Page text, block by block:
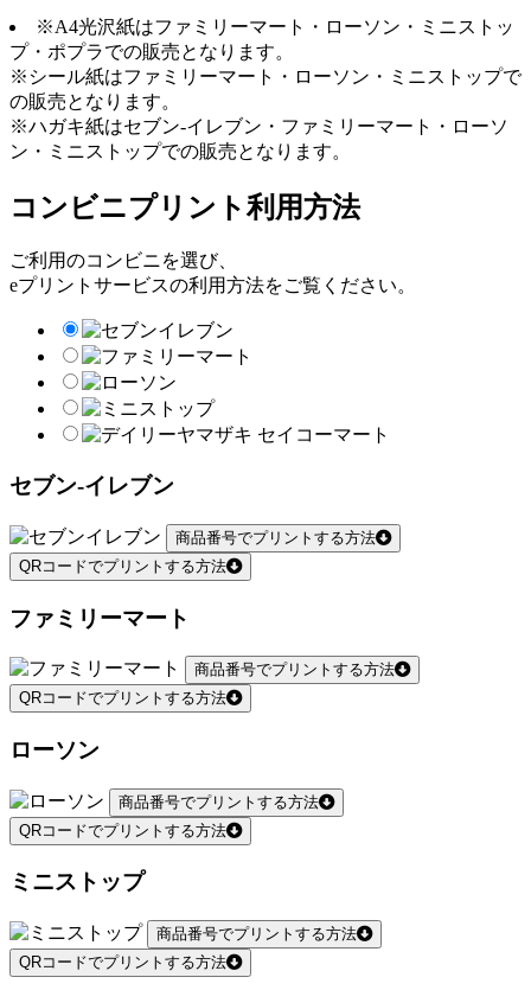
※A4光沢紙はファミリーマート・ローソン・ミニストッ
プ・ポプラでの販売となります。
※シール紙はファミリーマート・ローソン・ミニストップで
の販売となります。
※ハガキ紙はセブン-イレブン・ファミリーマート・ローソ
ン・ミニストップでの販売となります。
コンビニプリント利用方法
ご利用のコンビニを選び、
eプリントサービスの利用方法をご覧ください。
セブン-イレブン
商品番号でプリントする方法
QRコードでプリントする方法
ファミリーマート
商品番号でプリントする方法
QRコードでプリントする方法
ローソン
商品番号でプリントする方法
QRコードでプリントする方法
ミニストップ
商品番号でプリントする方法
QRコードでプリントする方法